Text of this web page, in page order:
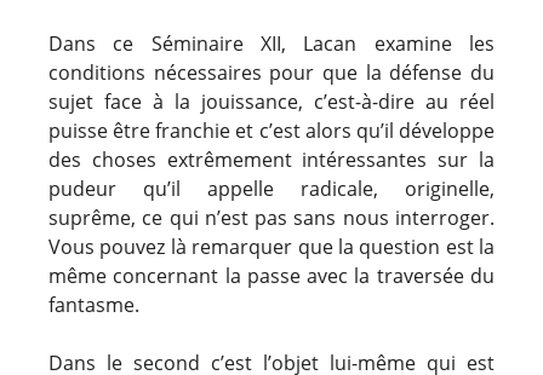
Dans ce Séminaire XII, Lacan examine les
conditions nécessaires pour que la défense du
sujet face à la jouissance, c’est-à-dire au réel
puisse être franchie et c’est alors qu’il développe
des choses extrêmement intéressantes sur la
pudeur qu’il appelle radicale, originelle,
suprême, ce qui n’est pas sans nous interroger.
Vous pouvez là remarquer que la question est la
même concernant la passe avec la traversée du
fantasme.
Dans le second c’est l’objet lui-même qui est